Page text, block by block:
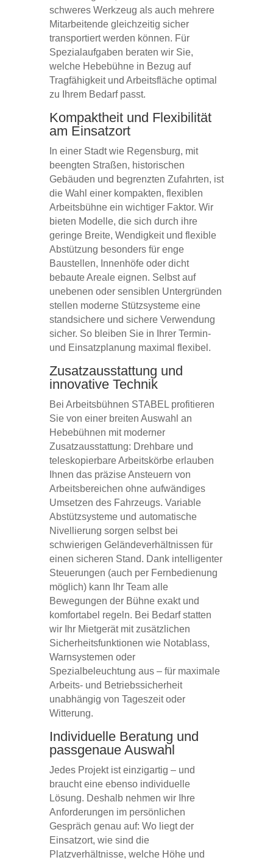
schweres Werkzeug als auch mehrere
Mitarbeitende gleichzeitig sicher
transportiert werden können. Für
Spezialaufgaben beraten wir Sie,
welche Hebebühne in Bezug auf
Tragfähigkeit und Arbeitsfläche optimal
zu Ihrem Bedarf passt.
Kompaktheit und Flexibilität
am Einsatzort
In einer Stadt wie Regensburg, mit
beengten Straßen, historischen
Gebäuden und begrenzten Zufahrten, ist
die Wahl einer kompakten, flexiblen
Arbeitsbühne ein wichtiger Faktor. Wir
bieten Modelle, die sich durch ihre
geringe Breite, Wendigkeit und flexible
Abstützung besonders für enge
Baustellen, Innenhöfe oder dicht
bebaute Areale eignen. Selbst auf
unebenen oder sensiblen Untergründen
stellen moderne Stützsysteme eine
standsichere und sichere Verwendung
sicher. So bleiben Sie in Ihrer Termin-
und Einsatzplanung maximal flexibel.
Zusatzausstattung und
innovative Technik
Bei Arbeitsbühnen STABEL profitieren
Sie von einer breiten Auswahl an
Hebebühnen mit moderner
Zusatzausstattung: Drehbare und
teleskopierbare Arbeitskörbe erlauben
Ihnen das präzise Ansteuern von
Arbeitsbereichen ohne aufwändiges
Umsetzen des Fahrzeugs. Variable
Abstützsysteme und automatische
Nivellierung sorgen selbst bei
schwierigen Geländeverhältnissen für
einen sicheren Stand. Dank intelligenter
Steuerungen (auch per Fernbedienung
möglich) kann Ihr Team alle
Bewegungen der Bühne exakt und
komfortabel regeln. Bei Bedarf statten
wir Ihr Mietgerät mit zusätzlichen
Sicherheitsfunktionen wie Notablass,
Warnsystemen oder
Spezialbeleuchtung aus – für maximale
Arbeits- und Betriebssicherheit
unabhängig von Tageszeit oder
Witterung.
Individuelle Beratung und
passgenaue Auswahl
Jedes Projekt ist einzigartig – und
braucht eine ebenso individuelle
Lösung. Deshalb nehmen wir Ihre
Anforderungen im persönlichen
Gespräch genau auf: Wo liegt der
Einsatzort, wie sind die
Platzverhältnisse, welche Höhe und